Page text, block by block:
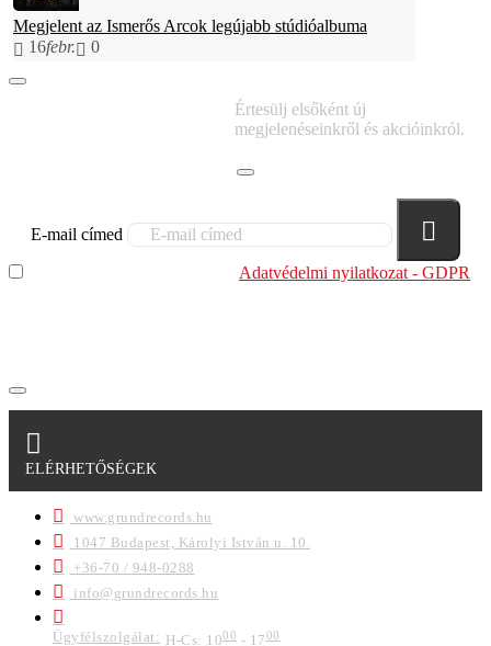
Megjelent az Ismerős Arcok legújabb stúdióalbuma
16febr. 0
Értesülj elsőként új
megjelenéseinkről és akcióinkról.
E-mail címed
Adatvédelmi nyilatkozat - GDPR
ELÉRHETŐSÉGEK
www.grundrecords.hu
1047 Budapest, Károlyi István u. 10.
+36-70 / 948-0288
info@grundrecords.hu
Ügyfélszolgálat: H-Cs: 1000 - 1700